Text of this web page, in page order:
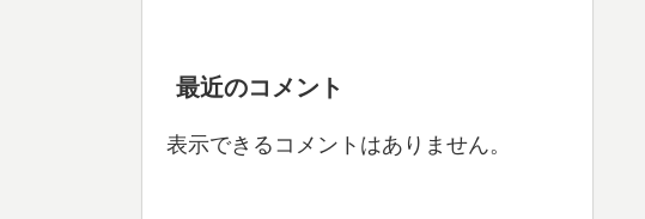
最近のコメント
表示できるコメントはありません。